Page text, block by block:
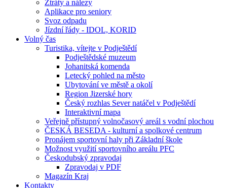
Ztráty a nálezy
Aplikace pro seniory
Svoz odpadu
Jízdní řády - IDOL, KORID
Volný čas
Turistika, vítejte v Podještědí
Podještědské muzeum
Johanitská komenda
Letecký pohled na město
Ubytování ve městě a okolí
Region Jizerské hory
Český rozhlas Sever natáčel v Podještědí
Interaktivní mapa
Veřejně přístupný volnočasový areál s vodní plochou
ČESKÁ BESEDA - kulturní a spolkové centrum
Pronájem sportovní haly při Základní škole
Možnost využití sportovního areálu PFC
Českodubský zpravodaj
Zpravodaj v PDF
Magazín Kraj
Kontakty